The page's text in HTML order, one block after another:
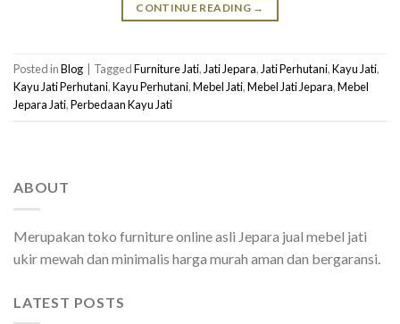
CONTINUE READING →
Posted inBlog TaggedFurniture Jati,Jati Jepara,Jati Perhutani,Kayu Jati,
Kayu Jati Perhutani,Kayu Perhutani,Mebel Jati,Mebel Jati Jepara,Mebel
Jepara Jati,Perbedaan Kayu Jati
ABOUT
Merupakan toko furniture online asli Jepara jual mebel jati
ukir mewah dan minimalis harga murah aman dan bergaransi.
LATEST POSTS